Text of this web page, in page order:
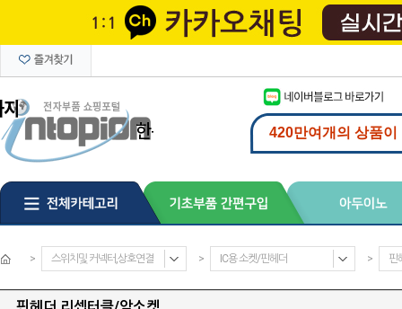
> 스위치및 커넥터,상호연결 > IC용 소켓/핀헤더 > 핀